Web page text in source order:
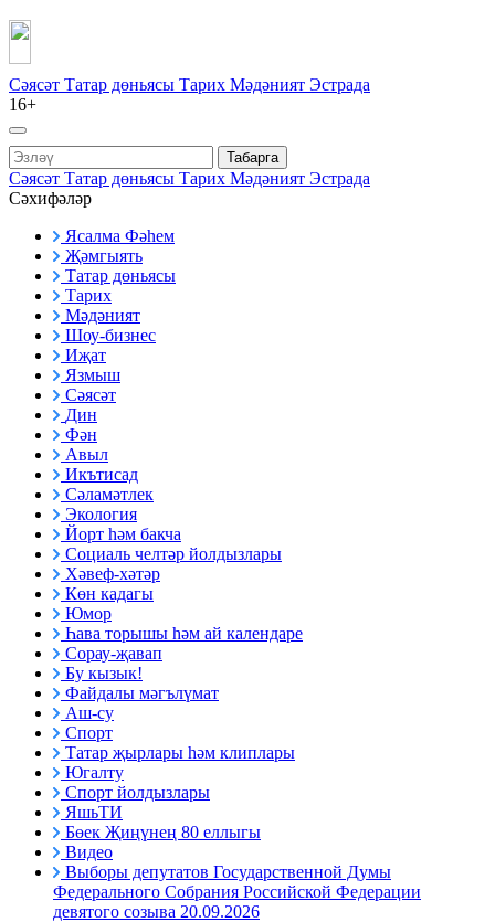
Сәясәт Татар дөньясы Тарих Мәдәният Эстрада
16+
Табарга
Сәясәт Татар дөньясы Тарих Мәдәният Эстрада
Сәхифәләр
Ясалма Фәһем
Җәмгыять
Татар дөньясы
Тарих
Мәдәният
Шоу-бизнес
Иҗат
Язмыш
Сәясәт
Дин
Фән
Авыл
Икътисад
Сәламәтлек
Экология
Йорт һәм бакча
Социаль челтәр йолдызлары
Хәвеф-хәтәр
Көн кадагы
Юмор
Һава торышы һәм ай календаре
Сорау-җавап
Бу кызык!
Файдалы мәгълүмат
Аш-су
Спорт
Татар җырлары һәм клиплары
Югалту
Спорт йолдызлары
ЯшьТИ
Бөек Җиңүнең 80 еллыгы
Видео
Выборы депутатов Государственной Думы
Федерального Собрания Российской Федерации
девятого созыва 20.09.2026